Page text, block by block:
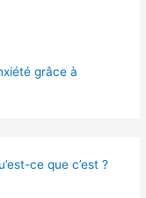
grâce à
ce que c’est ?